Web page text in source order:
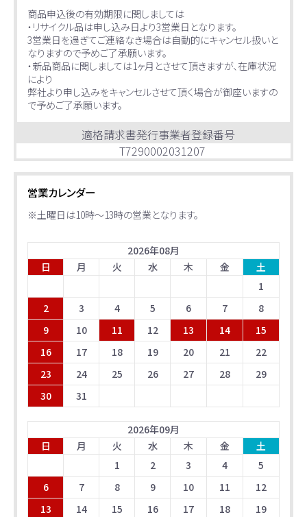
商品申込後の有効期限に関しましては
・リサイクル品は申し込み日より3営業日となります。
3営業日を過ぎてご連絡なき場合は自動的にキャンセル扱いと
なりますので予めご了承願います。
・新品商品に関しましては1ヶ月とさせて頂きますが、在庫状況
により
弊社より申し込みをキャンセルさせて頂く場合が御座いますの
で予めご了承願います。
適格請求書発行事業者登録番号
T7290002031207
営業カレンダー
※土曜日は10時～13時の営業となります。
2026年08月
日
月 火 水 木 金
土
1
2
3 4 5 6 7
8
9
10 11 12 13 14
15
16
17 18 19 20 21
22
23
24 25 26 27 28
29
30
31
2026年09月
日
月 火 水 木 金
土
1
2 3 4
5
6
7 8 9 10 11
12
13
14 15 16 17 18
19